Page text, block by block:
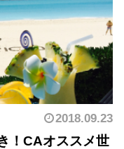
2018.09.23
！CAオススメ世